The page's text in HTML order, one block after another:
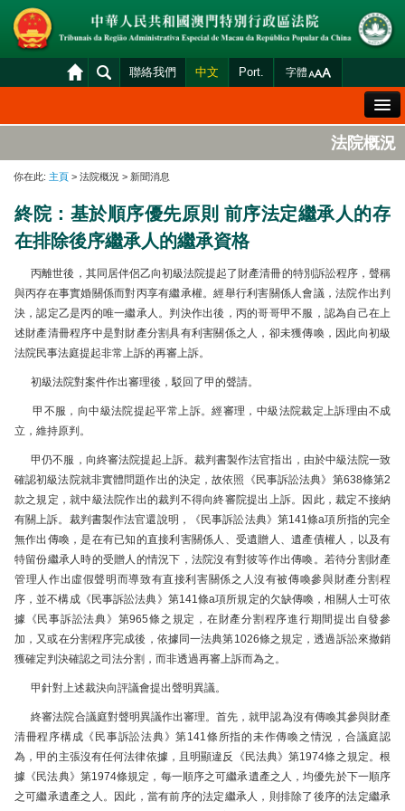
聯絡我們 中文 Port. 字體
法院概況
案件分發及排期
統計資料
財產申報查閱
下載區
法院電子平台
法院概況
你在此: 主頁 > 法院概況 > 新聞消息
終院：基於順序優先原則 前序法定繼承人的存
在排除後序繼承人的繼承資格
丙離世後，其同居伴侶乙向初級法院提起了財產清冊的特別訴訟程序，聲稱
與丙存在事實婚關係而對丙享有繼承權。經舉行利害關係人會議，法院作出判
決，認定乙是丙的唯一繼承人。判決作出後，丙的哥哥甲不服，認為自己在上
述財產清冊程序中是對財產分割具有利害關係之人，卻未獲傳喚，因此向初級
法院民事法庭提起非常上訴的再審上訴。
初級法院對案件作出審理後，駁回了甲的聲請。
甲不服，向中級法院提起平常上訴。經審理，中級法院裁定上訴理由不成
立，維持原判。
甲仍不服，向終審法院提起上訴。裁判書製作法官指出，由於中級法院一致
確認初級法院就非實體問題作出的決定，故依照《民事訴訟法典》第638條第2
款之規定，就中級法院作出的裁判不得向終審院提出上訴。因此，裁定不接納
有關上訴。裁判書製作法官還說明，《民事訴訟法典》第141條a項所指的完全
無作出傳喚，是在有已知的直接利害關係人、受遺贈人、遺產債權人，以及有
特留份繼承人時的受贈人的情況下，法院沒有對彼等作出傳喚。若待分割財產
管理人作出虛假聲明而導致有直接利害關係之人沒有被傳喚參與財產分割程
序，並不構成《民事訴訟法典》第141條a項所規定的欠缺傳喚，相關人士可依
據《民事訴訟法典》第965條之規定，在財產分割程序進行期間提出自發參
加，又或在分割程序完成後，依據同一法典第1026條之規定，透過訴訟來撤銷
獲確定判決確認之司法分割，而非透過再審上訴而為之。
甲針對上述裁決向評議會提出聲明異議。
終審法院合議庭對聲明異議作出審理。首先，就甲認為沒有傳喚其參與財產
清冊程序構成《民事訴訟法典》第141條所指的未作傳喚之情況，合議庭認
為，甲的主張沒有任何法律依據，且明顯違反《民法典》第1974條之規定。根
據《民法典》第1974條規定，每一順序之可繼承遺產之人，均優先於下一順序
之可繼承遺產之人。因此，當有前序的法定繼承人，則排除了後序的法定繼承